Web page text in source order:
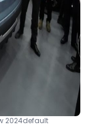
2024default